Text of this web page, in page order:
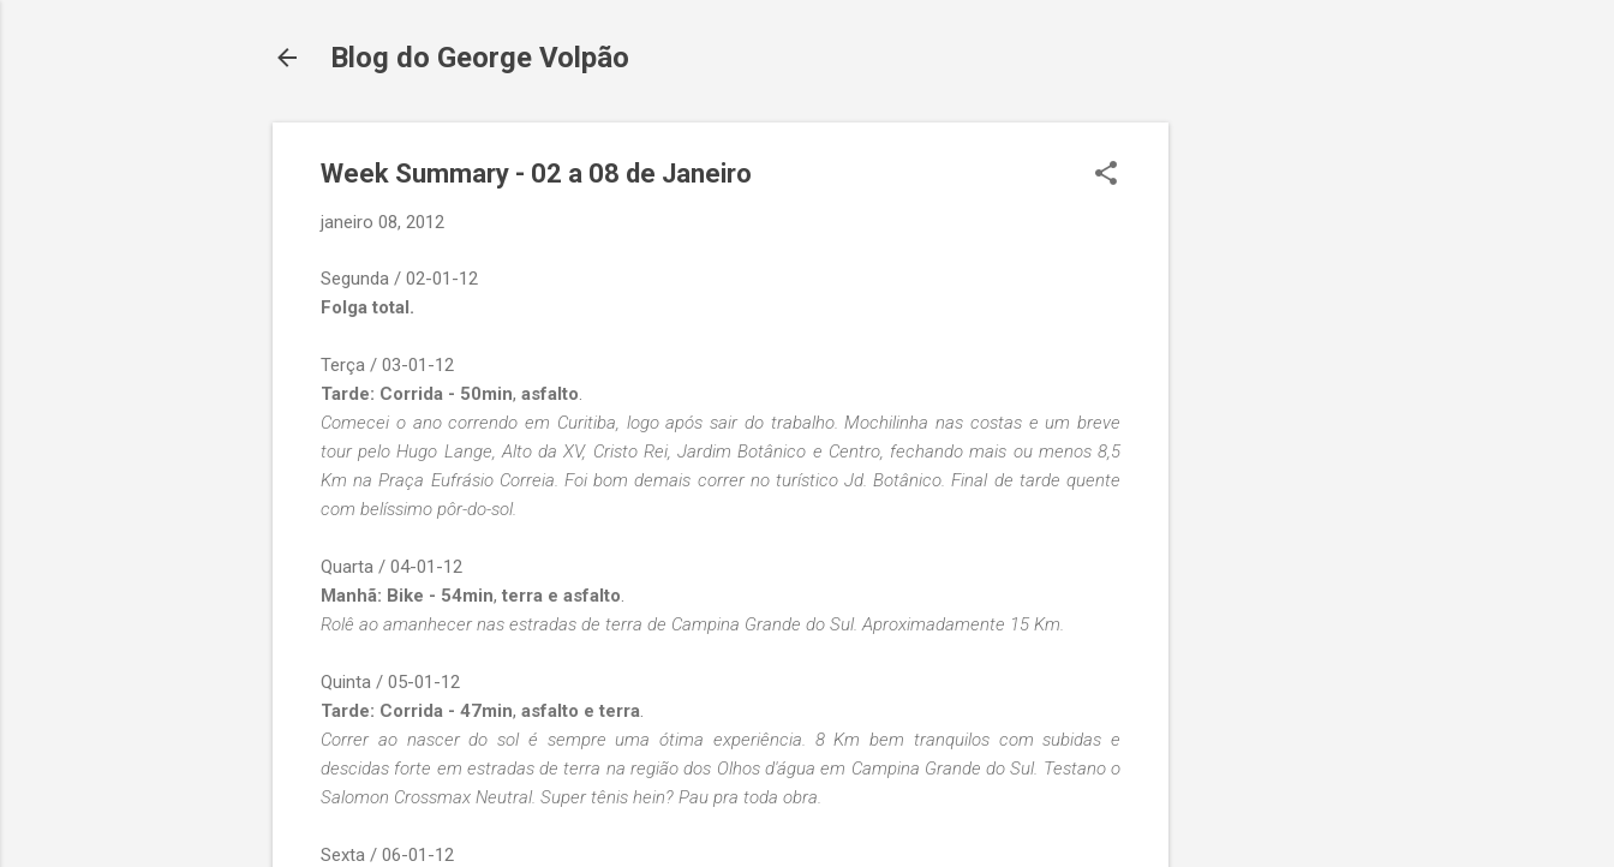
Blog do George Volpão
Week Summary - 02 a 08 de Janeiro
janeiro 08, 2012
Segunda / 02-01-12
Folga total.
Terça / 03-01-12
Tarde: Corrida - 50min, asfalto
Comecei o ano correndo em Curitiba, logo após sair do trabalho. Mochilinha nas costas e um breve
tour pelo Hugo Lange, Alto da XV, Cristo Rei, Jardim Botânico e Centro, fechando mais ou menos 8,5
Km na Praça Eufrásio Correia. Foi bom demais correr no turístico Jd. Botânico. Final de tarde quente
com belíssimo pôr-do-sol.
Quarta / 04-01-12
Manhã: Bike - 54min, terra e asfalto
Rolê ao amanhecer nas estradas de terra de Campina Grande do Sul. Aproximadamente 15 Km.
Quinta / 05-01-12
Tarde: Corrida - 47min, asfalto e terra
Correr ao nascer do sol é sempre uma ótima experiência. 8 Km bem tranquilos com subidas e
descidas forte em estradas de terra na região dos Olhos d'água em Campina Grande do Sul. Testano o
Salomon Crossmax Neutral. Super tênis hein? Pau pra toda obra.
Sexta / 06-01-12